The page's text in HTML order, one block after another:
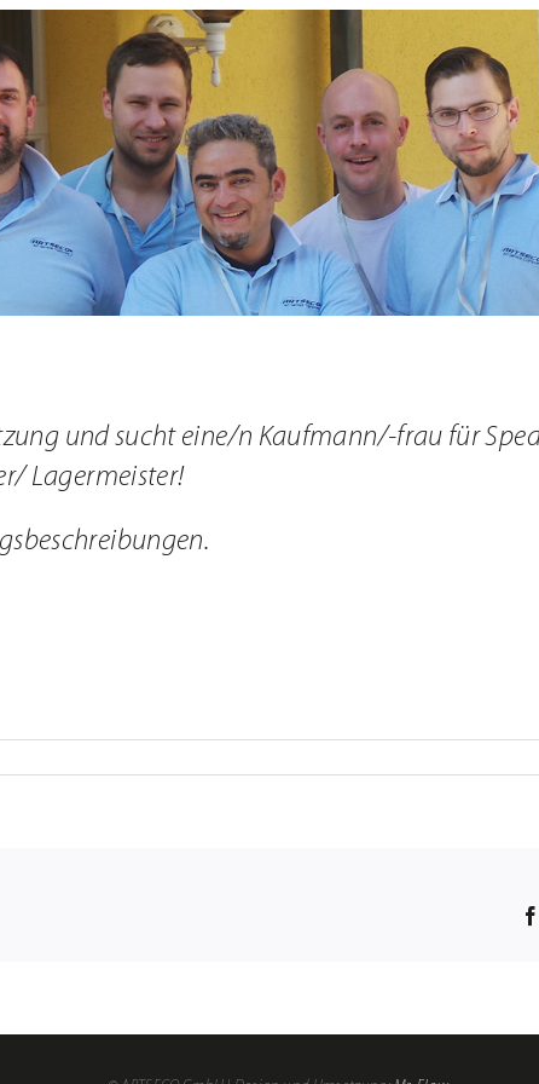
und sucht eine/n Kaufmann/-frau für
Lagermeister!
Infos